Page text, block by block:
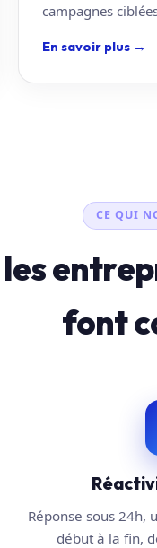
campagnes
En savoir plus →
CE QUI
font
Réponse sous 24h,
début à la fin,